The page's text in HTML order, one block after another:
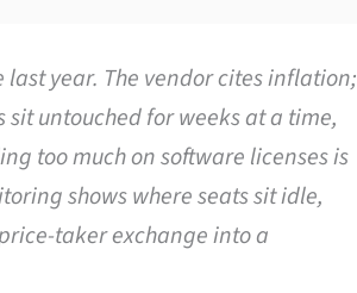
year. The vendor cites inflation;
sit untouched for weeks at a time,
too much on software licenses is
shows where seats sit idle,
taker exchange into a